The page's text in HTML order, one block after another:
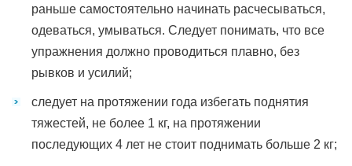
раньше самостоятельно начинать расчесываться,
одеваться, умываться. Следует понимать, что все
упражнения должно проводиться плавно, без
рывков и усилий;
следует на протяжении года избегать поднятия
тяжестей, не более 1 кг, на протяжении
последующих 4 лет не стоит поднимать больше 2 кг;